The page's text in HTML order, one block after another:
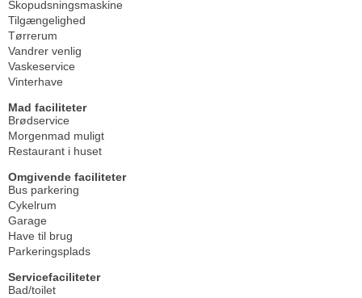
Skopudsningsmaskine
Tilgængelighed
Tørrerum
Vandrer venlig
Vaskeservice
Vinterhave
Mad faciliteter
Brødservice
Morgenmad muligt
Restaurant i huset
Omgivende faciliteter
Bus parkering
Cykelrum
Garage
Have til brug
Parkeringsplads
Servicefaciliteter
Bad/toilet